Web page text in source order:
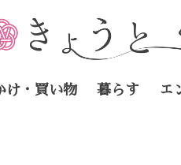
け・買い物 暮らす エ